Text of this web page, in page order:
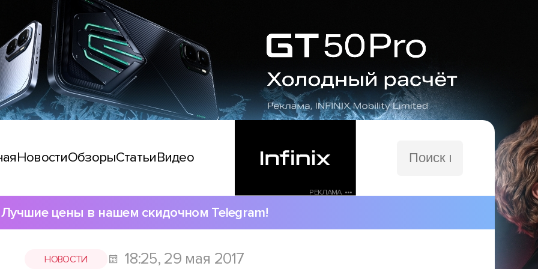
НовостиОбзорыСтатьиВидео
РЕКЛАМА •••
сайту
Лучшие цены в нашем скидочном Telegram!
НОВОСТИ 18:25, 29 мая 2017